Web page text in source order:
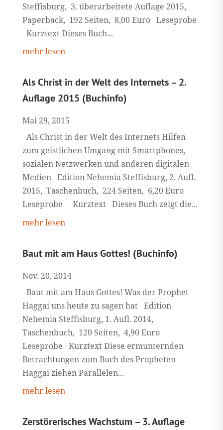
Steffisburg, 3. überarbeitete Auflage 2015,
Paperback, 192 Seiten, 8,00 Euro Leseprobe
Kurztext Dieses Buch...
mehr lesen
Als Christ in der Welt des Internets – 2.
Auflage 2015 (Buchinfo)
Mai 29, 2015
Als Christ in der Welt des Internets Hilfen
zum geistlichen Umgang mit Smartphones,
sozialen Netzwerken und anderen digitalen
Medien Edition Nehemia Steffisburg, 2. Aufl.
2015, Taschenbuch, 224 Seiten, 6,20 Euro
Leseprobe Kurztext Dieses Buch zeigt die...
mehr lesen
Baut mit am Haus Gottes! (Buchinfo)
Nov. 20, 2014
Baut mit am Haus Gottes! Was der Prophet
Haggai uns heute zu sagen hat Edition
Nehemia Steffisburg, 1. Aufl. 2014,
Taschenbuch, 120 Seiten, 4,90 Euro
Leseprobe Kurztext Diese ermunternden
Betrachtungen zum Buch des Propheten
Haggai ziehen Parallelen...
mehr lesen
Zerstörerisches Wachstum – 3. Auflage